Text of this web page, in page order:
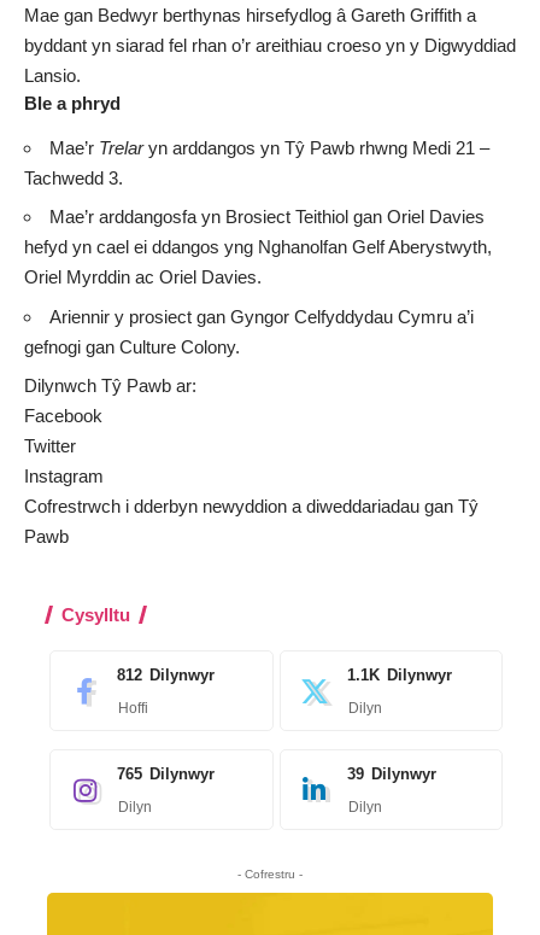
Mae gan Bedwyr berthynas hirsefydlog â Gareth Griffith a
byddant yn siarad fel rhan o’r areithiau croeso yn y Digwyddiad
Lansio.
Ble a phryd
Mae’r Trelaryn arddangos yn Tŷ Pawb rhwng Medi 21 –
Tachwedd 3.
Mae’r arddangosfa yn Brosiect Teithiol gan Oriel Davies
hefyd yn cael ei ddangos yng Nghanolfan Gelf Aberystwyth,
Oriel Myrddin ac Oriel Davies.
Ariennir y prosiect gan Gyngor Celfyddydau Cymru a’i
gefnogi gan Culture Colony.
Dilynwch Tŷ Pawb ar:
Facebook
Twitter
Instagram
Cofrestrwch i dderbyn newyddion a diweddariadau gan Tŷ
Pawb
Cysylltu
812 Dilynwyr
Hoffi
1.1K Dilynwyr
Dilyn
765 Dilynwyr
Dilyn
39 Dilynwyr
Dilyn
- Cofrestru -